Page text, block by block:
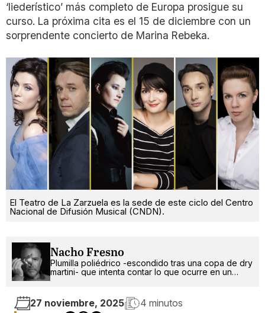
‘liederístico’ más completo de Europa prosigue su
curso. La próxima cita es el 15 de diciembre con un
sorprendente concierto de Marina Rebeka.
El Teatro de La Zarzuela es la sede de este ciclo del Centro
Nacional de Difusión Musical (CNDN).
Nacho Fresno
Plumilla poliédrico -escondido tras una copa de dry
martini- que intenta contar lo que ocurre en un
27 noviembre, 2025 4 minutos